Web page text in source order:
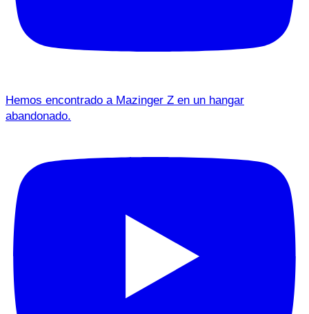
Hemos encontrado a Mazinger Z en un hangar
abandonado.